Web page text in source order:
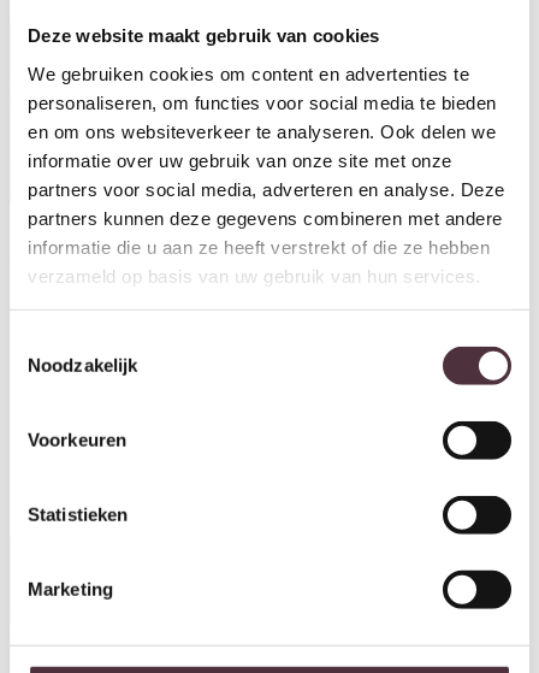
Deze website maakt gebruik van cookies
We gebruiken cookies om content en advertenties te
personaliseren, om functies voor social media te bieden
en om ons websiteverkeer te analyseren. Ook delen we
informatie over uw gebruik van onze site met onze
partners voor social media, adverteren en analyse. Deze
partners kunnen deze gegevens combineren met andere
informatie die u aan ze heeft verstrekt of die ze hebben
verzameld op basis van uw gebruik van hun services.
Noodzakelijk
Voorkeuren
Statistieken
Marketing
Tower Living eetkamerstoel
Rocca met arm antraciet
€139,00
By-Boo eetkamerstoel Miso